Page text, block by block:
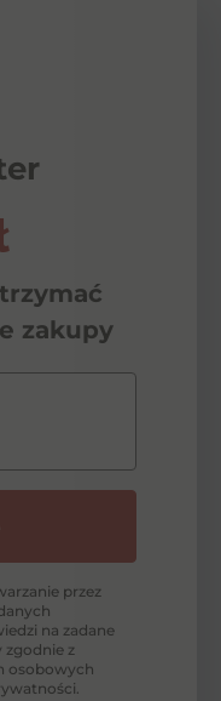
zakupy
przez
na zadane
zgodnie z
osobowych